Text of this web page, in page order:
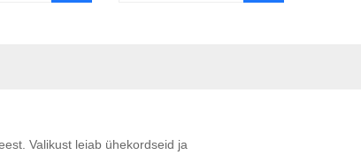
Valikust leiab ühekordseid ja